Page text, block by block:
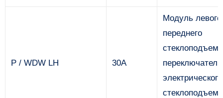
P / WDW LH 30А
Модуль левого
переднего
переключатель
электрического